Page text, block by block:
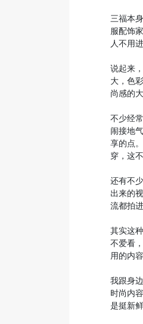
三福本
服配饰
人不用
说起来
大，色
尚感的
不少经
闹接地
享的点
穿，这
还有不
出来的
流都拍
其实这
不爱看
用的内
我跟身
时尚内
是挺新鲜